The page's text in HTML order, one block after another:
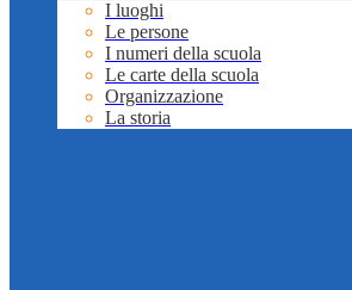
I luoghi
Le persone
I numeri della scuola
Le carte della scuola
Organizzazione
La storia